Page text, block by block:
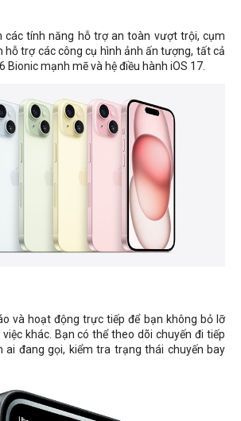
các tính năng hỗ trợ an toàn vượt trội, cụm
hỗ trợ các công cụ hình ảnh ấn tượng, tất cả
Bionic mạnh mẽ và hệ điều hành iOS 17.
và hoạt động trực tiếp để bạn không bỏ lỡ
khác. Bạn có thể theo dõi chuyến đi tiếp
ai đang gọi, kiểm tra trạng thái chuyến bay